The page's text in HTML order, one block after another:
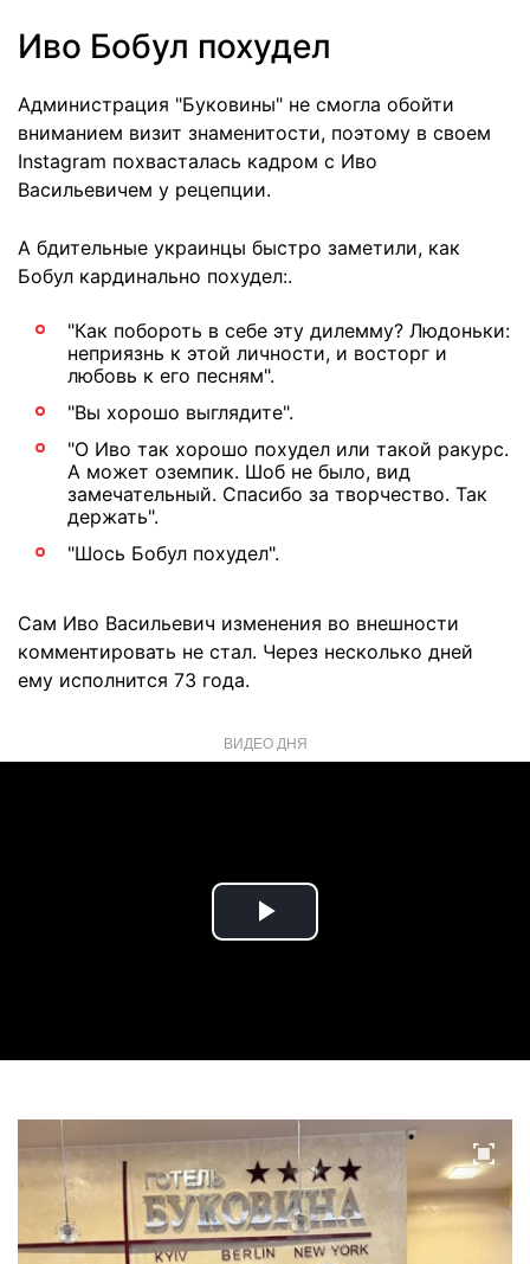
Иво Бобул похудел
Администрация "Буковины" не смогла обойти
вниманием визит знаменитости, поэтому в своем
Instagram похвасталась кадром с Иво
Васильевичем у рецепции.
А бдительные украинцы быстро заметили, как
Бобул кардинально похудел:.
"Как побороть в себе эту дилемму? Людоньки:
неприязнь к этой личности, и восторг и
любовь к его песням".
"Вы хорошо выглядите".
"О Иво так хорошо похудел или такой ракурс.
А может оземпик. Шоб не было, вид
замечательный. Спасибо за творчество. Так
держать".
"Шось Бобул похудел".
Сам Иво Васильевич изменения во внешности
комментировать не стал. Через несколько дней
ему исполнится 73 года.
ВИДЕО ДНЯ
Play